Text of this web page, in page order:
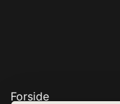
Forside